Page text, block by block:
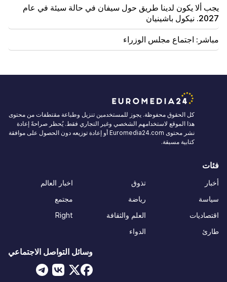
يجب ألا يكون لدينا طريق حول سيفان في حالة سيئة في عام
2027. نيكول باشينيان
مباشر: اجتماع مجلس الوزراء
كل الحقوق محفوظة. يجوز للمستخدمين تنزيل وطباعة مقتطفات من محتوى
هذا الموقع لاستخدامهم الشخصي وغير التجاري فقط. يُحظر صراحةً إعادة
نشر محتوى Euromedia24.com أو إعادة توزيعه دون الحصول على موافقة
كتابية مسبقة.
فئات
أخبار
سياسة
اقتصاديات
طارئ
تذوق
رياضة
العلم والثقافة
الدواء
اخبار العالم
مجتمع
Right
وسائل التواصل الاجتماعي